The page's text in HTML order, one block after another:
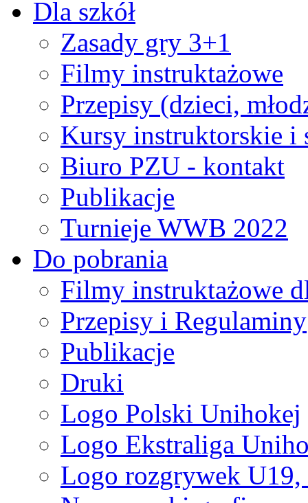
Dla szkół
Zasady gry 3+1
Filmy instruktażowe
Przepisy (dzieci,
Kursy instruktorskie i
Biuro PZU - kontakt
Publikacje
Turnieje WWB 2022
Do pobrania
Filmy instruktażowe
Przepisy i Regulaminy
Publikacje
Druki
Logo Polski Unihokej
Logo Ekstraliga
Logo rozgrywek